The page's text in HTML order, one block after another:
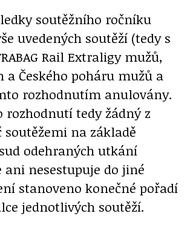
soutěžního ročníku
uvedených soutěží (tedy s
Rail Extraligy mužů,
a Českého poháru mužů a
rozhodnutím anulovány.
rozhodnutí tedy žádný z
na základě
odehraných utkání
ani nesestupuje do jiné
stanoveno konečné pořadí
jednotlivých soutěží.